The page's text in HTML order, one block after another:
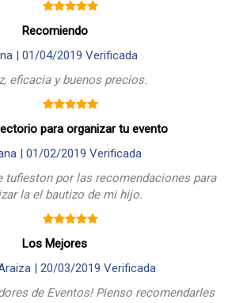
Recomiendo
| 01/04/2019 Verificada
eficacia y buenos precios.
para organizar tu evento
| 01/02/2019 Verificada
tufieston por las recomendaciones para
la el bautizo de mi hijo.
Los Mejores
| 20/03/2019 Verificada
de Eventos! Pienso recomendarles